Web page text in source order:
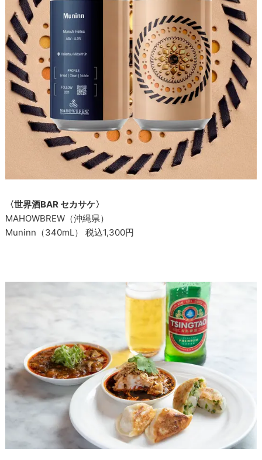
〈世界酒BAR セカサケ〉
MAHOWBREW（沖縄県）
Muninn（340mL） 税込1,300円